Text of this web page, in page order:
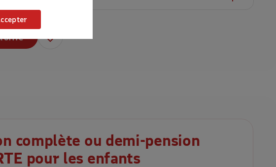
complète ou demi-pension
pour les enfants